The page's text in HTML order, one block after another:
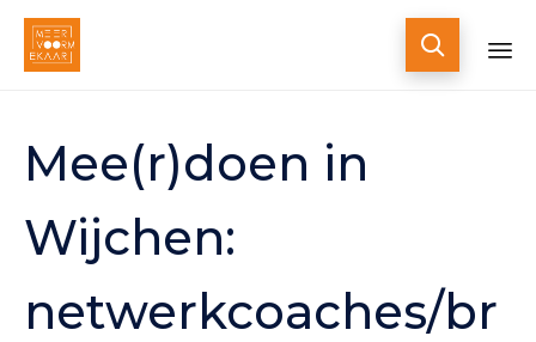

content
Mee(r)doen in
Wijchen:
netwerkcoaches/br